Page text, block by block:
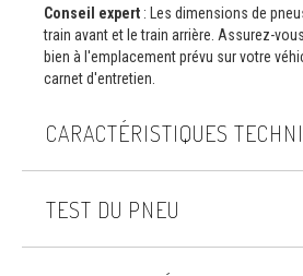
Conseil expert : Les dimensions de
train avant et le train arrière. Assurez-
bien à l'emplacement prévu sur votre
carnet d'entretien.
CARACTÉRISTIQUES
TEST DU PNEU